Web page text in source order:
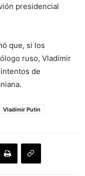
presidencial
que, si los
ruso, Vladímir
de
Vladímir Putin